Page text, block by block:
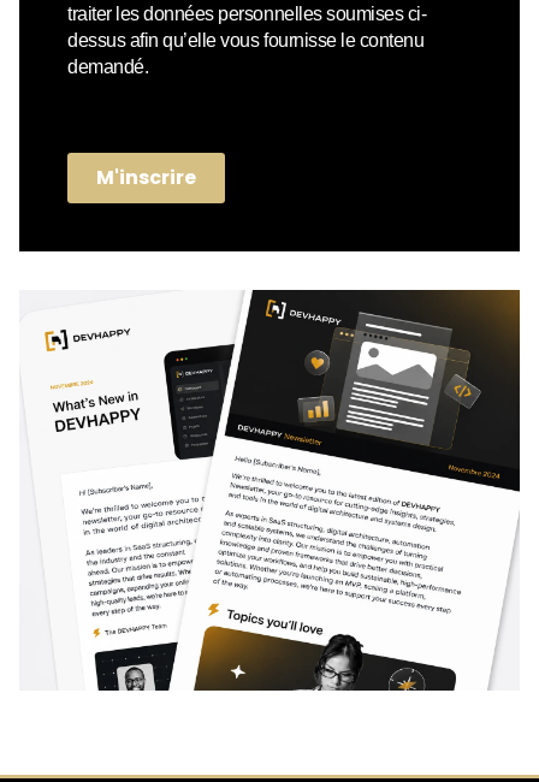
traiter les données personnelles soumises ci-
dessus afin qu’elle vous fournisse le contenu
demandé.
M'inscrire